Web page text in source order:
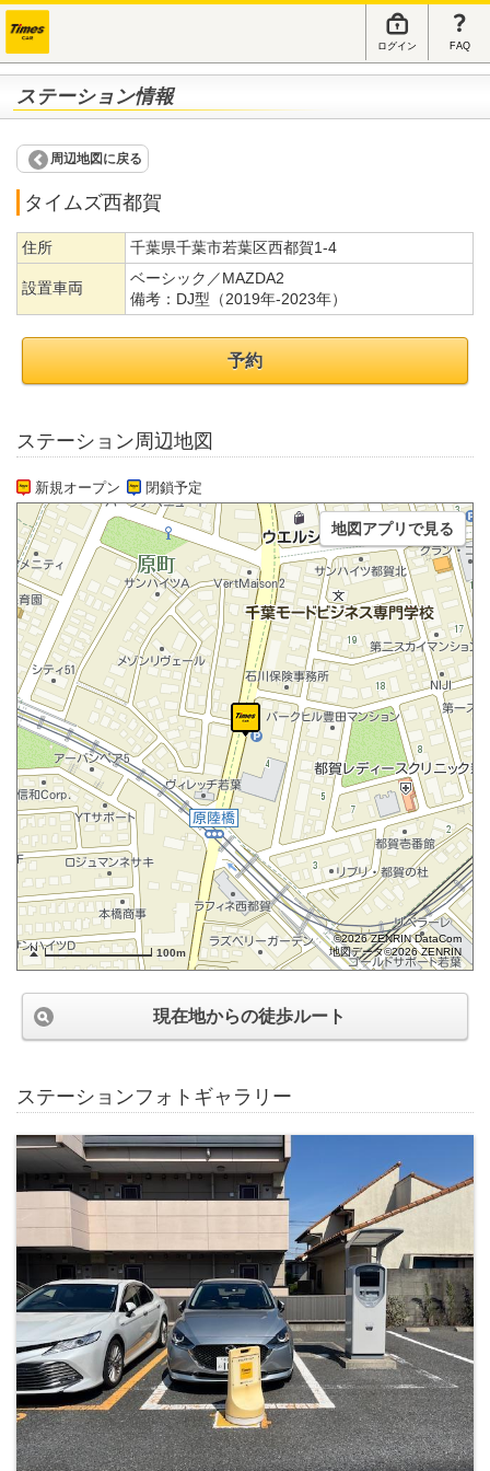
ログイン FAQ
ステーション情報
周辺地図に戻る
タイムズ西都賀
住所 千葉県千葉市若葉区西都賀1-4
設置車両
ベーシック／MAZDA2
備考： DJ型（2019年-2023年）
予約
ステーション周辺地図
新規オープン 閉鎖予定
100m
©2026 ZENRIN DataCom
地図データ©2026 ZENRIN
地図アプリで見る
現在地からの徒歩ルート
ステーションフォトギャラリー